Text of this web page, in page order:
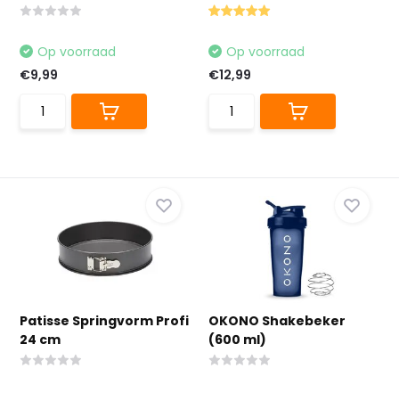
Op voorraad
€9,99
Op voorraad
€12,99
Patisse Springvorm Profi
24 cm
OKONO Shakebeker
(600 ml)